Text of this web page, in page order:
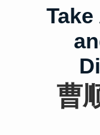
曹